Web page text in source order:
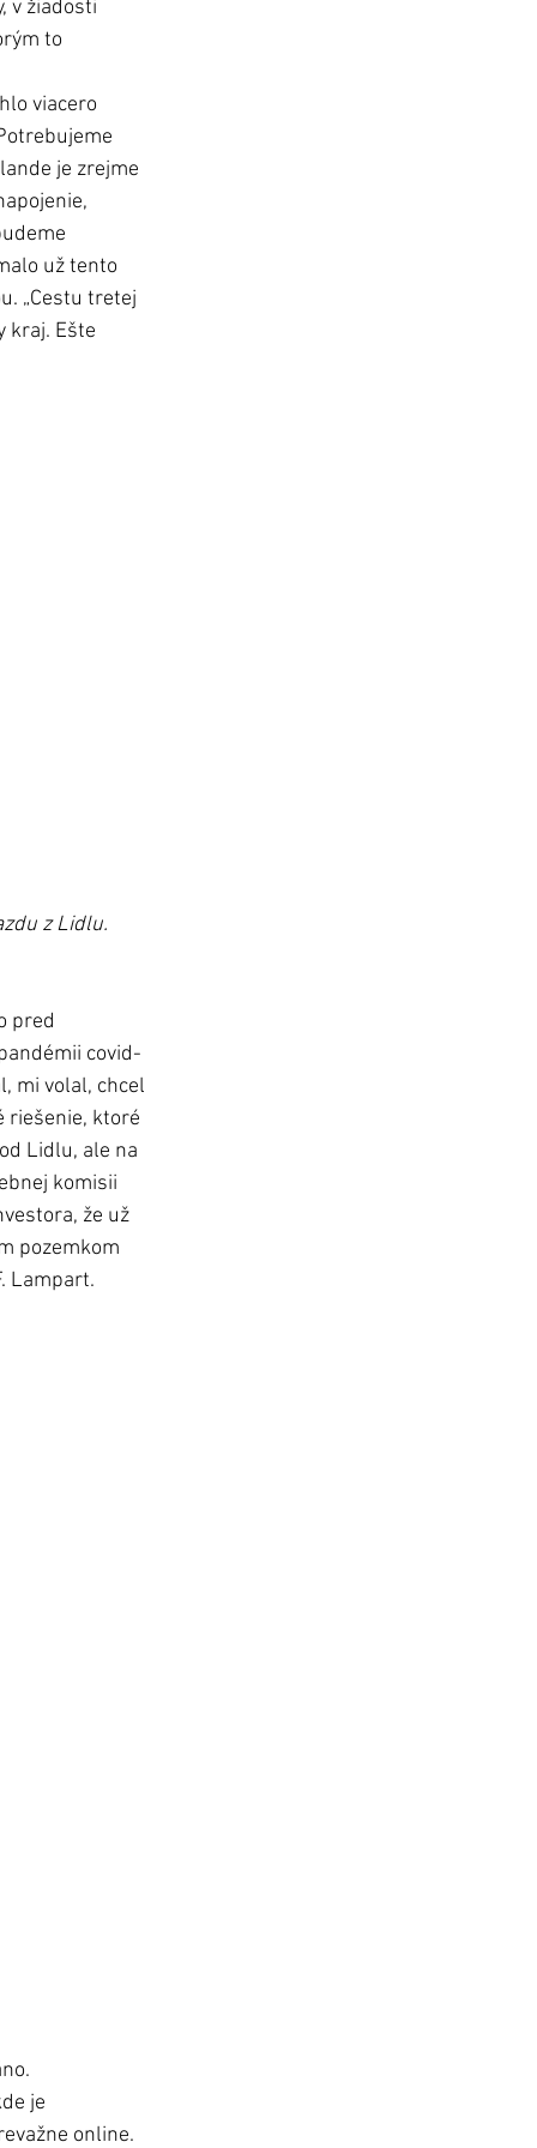
žiadosti
to
viacero
je zrejme
už tento
„Cestu tretej
kraj. Ešte
z Lidlu.
pred
covid-
mi volal, chcel
riešenie, ktoré
Lidlu, ale na
komisii
že už
pozemkom
Lampart.
je
online.